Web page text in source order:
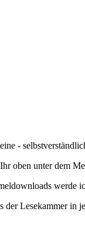
-
oben unter dem
werde
der Lesekammer in